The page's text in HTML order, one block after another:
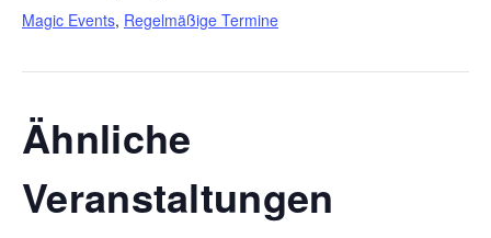
Magic Events, Regelmäßige Termine
Ähnliche
Veranstaltungen